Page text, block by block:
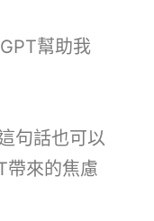
幫助我
句話也可以
帶來的焦慮